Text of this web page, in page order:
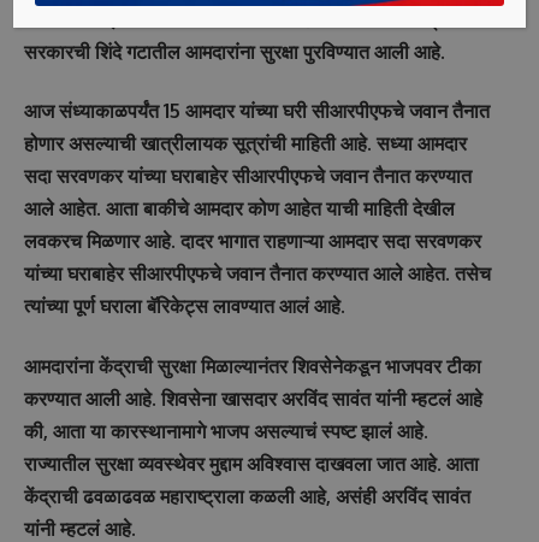
सरकारची शिंदे गटातील आमदारांना सुरक्षा पुरविण्यात आली आहे.
आज संध्याकाळपर्यंत 15 आमदार यांच्या घरी सीआरपीएफचे जवान तैनात
होणार असल्याची खात्रीलायक सूत्रांची माहिती आहे. सध्या आमदार
सदा सरवणकर यांच्या घराबाहेर सीआरपीएफचे जवान तैनात करण्यात
आले आहेत. आता बाकीचे आमदार कोण आहेत याची माहिती देखील
लवकरच मिळणार आहे. दादर भागात राहणाऱ्या आमदार सदा सरवणकर
यांच्या घराबाहेर सीआरपीएफचे जवान तैनात करण्यात आले आहेत. तसेच
त्यांच्या पूर्ण घराला बॅरिकेट्स लावण्यात आलं आहे.
आमदारांना केंद्राची सुरक्षा मिळाल्यानंतर शिवसेनेकडून भाजपवर टीका
करण्यात आली आहे. शिवसेना खासदार अरविंद सावंत यांनी म्हटलं आहे
की, आता या कारस्थानामागे भाजप असल्याचं स्पष्ट झालं आहे.
राज्यातील सुरक्षा व्यवस्थेवर मुद्दाम अविश्वास दाखवला जात आहे. आता
केंद्राची ढवळाढवळ महाराष्ट्राला कळली आहे, असंही अरविंद सावंत
यांनी म्हटलं आहे.